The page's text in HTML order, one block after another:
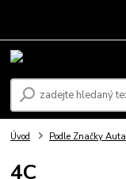
Úvod Podle Značky Auta
4C